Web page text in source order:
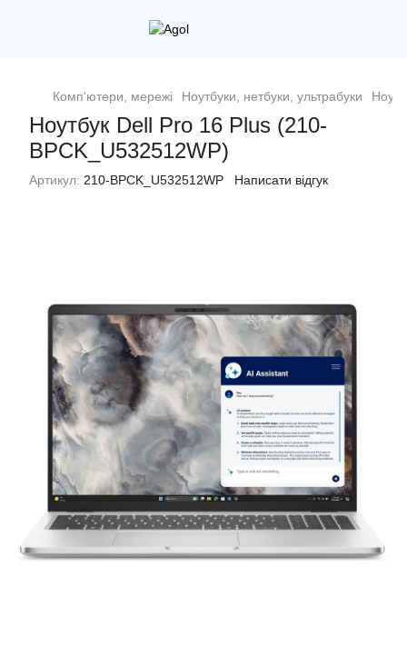
Комп'ютери, мережі Ноутбуки, нетбуки, ультрабуки
Ноутбук Dell Pro 16 Plus (210-
BPCK_U532512WP)
Артикул: 210-BPCK_U532512WP Написати відгук